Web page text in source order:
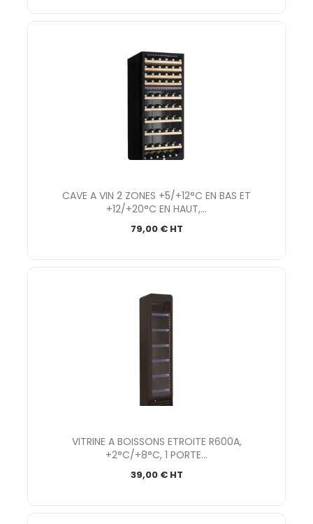
CAVE A VIN 2 ZONES +5/+12°C EN BAS ET
+12/+20°C EN HAUT,...
79,00 € HT
VITRINE A BOISSONS ETROITE R600A,
+2°C/+8°C, 1 PORTE...
39,00 € HT